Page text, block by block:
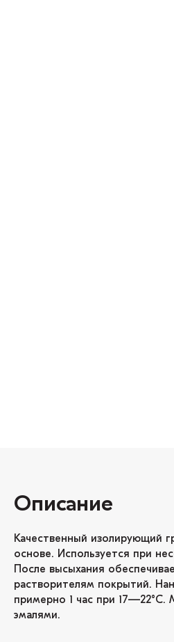
Описание
Качественный изолирующий
основе. Используется при
После высыхания
растворителям покрытий.
примерно 1 час при
эмалями.